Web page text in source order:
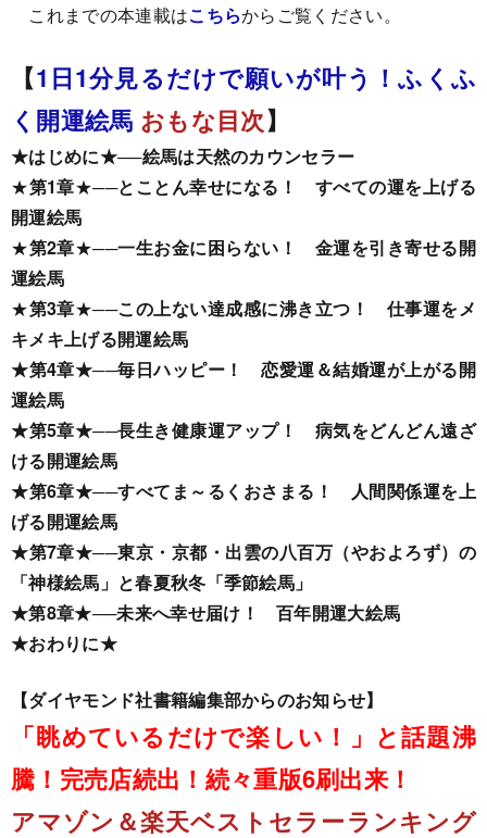
これまでの本連載はこちらからご覧ください。
【1日1分見るだけで願いが叶う！ふくふ
く開運絵馬 おもな目次】
★はじめに★──絵馬は天然のカウンセラー
★第1章★──とことん幸せになる！ すべての運を上げる
開運絵馬
★第2章★──一生お金に困らない！ 金運を引き寄せる開
運絵馬
★第3章★──この上ない達成感に沸き立つ！ 仕事運をメ
キメキ上げる開運絵馬
★第4章★──毎日ハッピー！ 恋愛運＆結婚運が上がる開
運絵馬
★第5章★──長生き健康運アップ！ 病気をどんどん遠ざ
ける開運絵馬
★第6章★──すべてま～るくおさまる！ 人間関係運を上
げる開運絵馬
★第7章★──東京・京都・出雲の八百万（やおよろず）の
「神様絵馬」と春夏秋冬「季節絵馬」
★第8章★──未来へ幸せ届け！ 百年開運大絵馬
★おわりに★
【ダイヤモンド社書籍編集部からのお知らせ】
「眺めているだけで楽しい！」と話題沸
騰！完売店続出！続々重版6刷出来！
アマゾン＆楽天ベストセラーランキング